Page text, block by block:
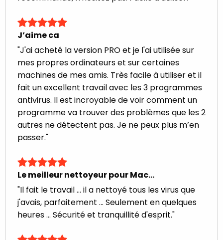
J’aime ca
"J'ai acheté la version PRO et je l'ai utilisée sur
mes propres ordinateurs et sur certaines
machines de mes amis. Très facile à utiliser et il
fait un excellent travail avec les 3 programmes
antivirus. Il est incroyable de voir comment un
programme va trouver des problèmes que les 2
autres ne détectent pas. Je ne peux plus m’en
passer."
Le meilleur nettoyeur pour Mac...
"Il fait le travail ... il a nettoyé tous les virus que
j'avais, parfaitement ... Seulement en quelques
heures ... Sécurité et tranquillité d'esprit."